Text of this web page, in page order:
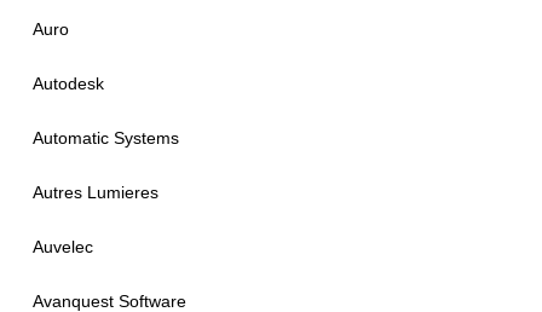
Auro
Autodesk
Automatic Systems
Autres Lumieres
Auvelec
Avanquest Software